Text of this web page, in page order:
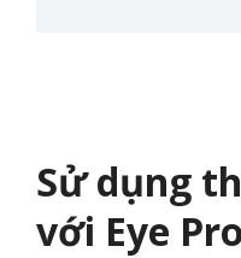
Sử dụng
với Eye